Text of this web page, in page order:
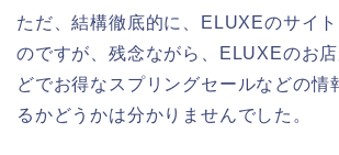
ただ、結構徹底的に、ELUXEのサイ
のですが、残念ながら、ELUXEのお
どでお得なスプリングセールなどの情
るかどうかは分かりませんでした。